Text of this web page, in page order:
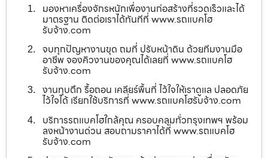
มองหาเครื่องจักรหนักเพื่องานก่อสร้างที่รวดเร็วและได้
มาตรฐาน ติดต่อเราได้ทันทีที่ www.รถแบคโฮ
รับจ้าง.com
จบทุกปัญหางานขุด ถมที่ ปรับหน้าดิน ด้วยทีมงานมือ
อาชีพ จองคิวงานของคุณได้เลยที่ www.รถแบคโฮ
รับจ้าง.com
งานทุบตึก รื้อถอน เคลียร์พื้นที่ ไว้ใจให้เราดูแล ปลอดภัย
ไว้ใจได้ เรียกใช้บริการที่ www.รถแบคโฮรับจ้าง.com
บริการรถแบคโฮใกล้คุณ ครอบคลุมทั่วกรุงเทพฯ พร้อม
ลงหน้างานด่วน สอบถามราคาได้ที่ www.รถแบคโฮ
รับจ้าง.com